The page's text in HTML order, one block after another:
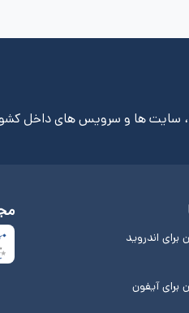
سایت ها و سرویس های داخل کشور
برای اندروید
برای آیفون